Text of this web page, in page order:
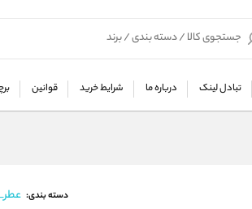
تبادل لینک درباره ما شرایط خرید قوانین
دسته بندی: